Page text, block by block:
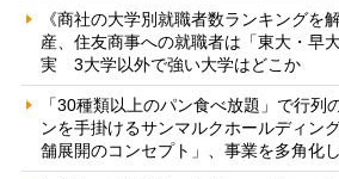
《商社の大学別就職者数ランキングを
産、住友商事への就職者は「東大・早
実 3大学以外で強い大学はどこか
「30種類以上のパン食べ放題」で行列
ンを手掛けるサンマルクホールディ
舗展開のコンセプト」、事業を多角化